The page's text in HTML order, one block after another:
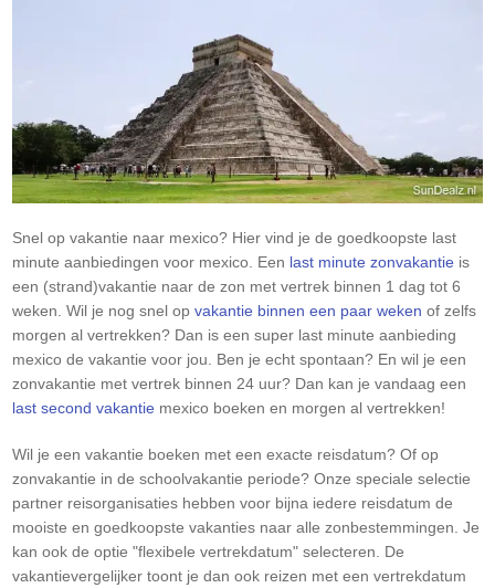
Snel op vakantie naar mexico? Hier vind je de goedkoopste last
minute aanbiedingen voor mexico. Een last minute zonvakantie is
een (strand)vakantie naar de zon met vertrek binnen 1 dag tot 6
weken. Wil je nog snel op vakantie binnen een paar weken of zelfs
morgen al vertrekken? Dan is een super last minute aanbieding
mexico de vakantie voor jou. Ben je echt spontaan? En wil je een
zonvakantie met vertrek binnen 24 uur? Dan kan je vandaag een
last second vakantie mexico boeken en morgen al vertrekken!
Wil je een vakantie boeken met een exacte reisdatum? Of op
zonvakantie in de schoolvakantie periode? Onze speciale selectie
partner reisorganisaties hebben voor bijna iedere reisdatum de
mooiste en goedkoopste vakanties naar alle zonbestemmingen. Je
kan ook de optie "flexibele vertrekdatum" selecteren. De
vakantievergelijker toont je dan ook reizen met een vertrekdatum